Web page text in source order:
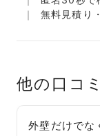
無料見積り
他の口コ
外壁だけでな